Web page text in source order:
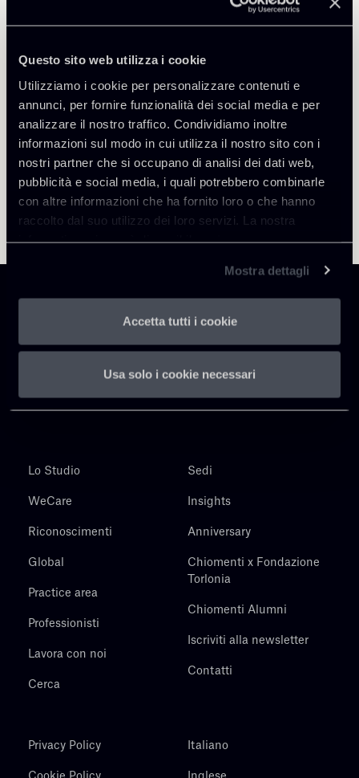
Questo sito web utilizza i cookie
Utilizziamo i cookie per personalizzare contenuti e
annunci, per fornire funzionalità dei social media e per
analizzare il nostro traffico. Condividiamo inoltre
informazioni sul modo in cui utilizza il nostro sito con i
nostri partner che si occupano di analisi dei dati web,
pubblicità e social media, i quali potrebbero combinarle
con altre informazioni che ha fornito loro o che hanno
raccolto dal suo utilizzo dei loro servizi. La nostra
informativa privacy è disponibilequi.
Mostra dettagli
Accetta tutti i cookie
Usa solo i cookie necessari
Lo Studio
WeCare
Riconoscimenti
Global
Practice area
Professionisti
Lavora con noi
Cerca
Sedi
Insights
Anniversary
Chiomenti x Fondazione
Torlonia
Chiomenti Alumni
Iscriviti alla newsletter
Contatti
Privacy Policy Italiano